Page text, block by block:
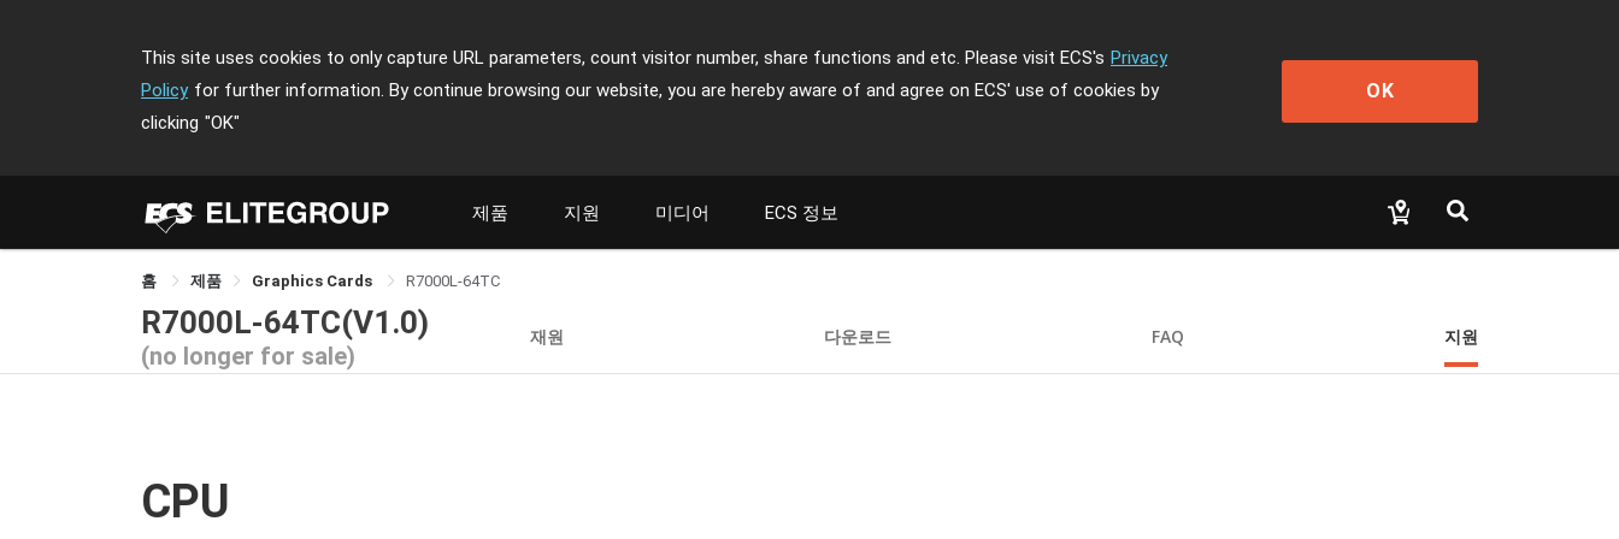
This site uses cookies to only capture URL parameters, count visitor number, share functions and etc. Please visit ECS's Privacy
Policy for further information. By continue browsing our website, you are hereby aware of and agree on ECS' use of cookies by
clicking "OK"
OK
제품 지원 미디어 ECS 정보
홈 제품 Graphics Cards R7000L-64TC
R7000L-64TC(V1.0)
(no longer for sale)
재원 다운로드 FAQ 지원
CPU